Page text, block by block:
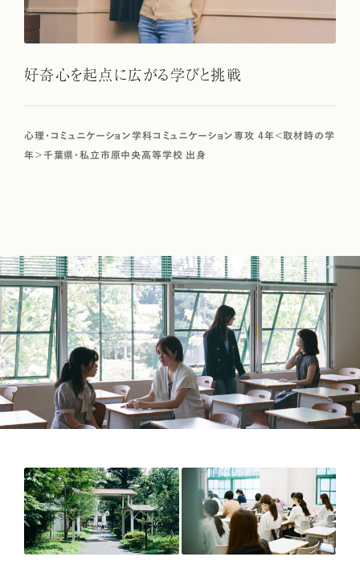
好奇心を起点に広がる学びと挑戦
心理・コミュニケーション学科コミュニケーション専攻 4年＜取材時の学
年＞千葉県・私立市原中央高等学校 出身